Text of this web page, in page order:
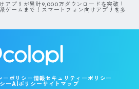
アプリが累計9,000万ダウンロードを突破！
ゲームまで！スマートフォン向けアプリを多
ーポリシー情報セキュリティーポリシー
ーAIポリシーサイトマップ